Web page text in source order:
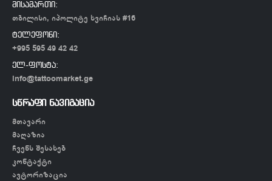
მისამართი:
თბილისი, იპოლიტე ხვიჩიას #16
ტელეფონი:
+995 595 49 42 42
ელ-ფოსტა:
info@tattoomarket.ge
სწრაფი ნავიგაცია
მთავარი
მაღაზია
ჩვენს შესახებ
კონტაქტი
ავტორიზაცია